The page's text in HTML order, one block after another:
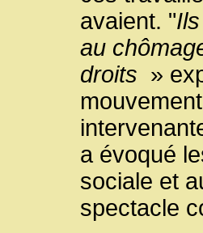
avaient. "
au
droits »
a évoqué
sociale et
spectacle